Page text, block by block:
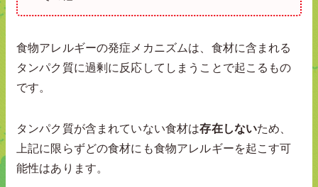
食物アレルギーの発症メカニズムは、食材に含まれる
タンパク質に過剰に反応してしまうことで起こるもの
です。
タンパク質が含まれていない食材は存在しないため、
上記に限らずどの食材にも食物アレルギーを起こす可
能性はあります。